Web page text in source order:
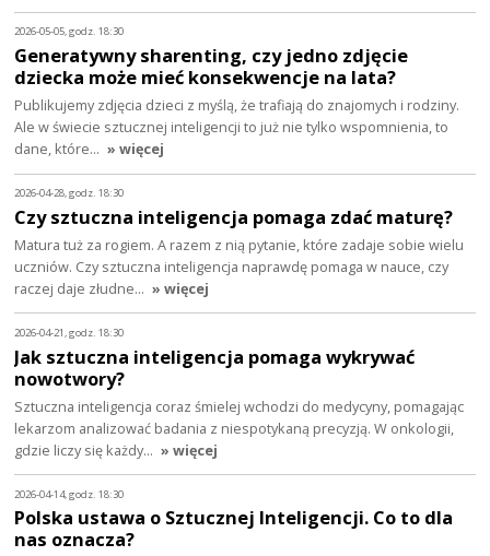
2026-05-05, godz. 18:30
Generatywny sharenting, czy jedno zdjęcie
dziecka może mieć konsekwencje na lata?
Publikujemy zdjęcia dzieci z myślą, że trafiają do znajomych i rodziny.
Ale w świecie sztucznej inteligencji to już nie tylko wspomnienia, to
dane, które… » więcej
2026-04-28, godz. 18:30
Czy sztuczna inteligencja pomaga zdać maturę?
Matura tuż za rogiem. A razem z nią pytanie, które zadaje sobie wielu
uczniów. Czy sztuczna inteligencja naprawdę pomaga w nauce, czy
raczej daje złudne… » więcej
2026-04-21, godz. 18:30
Jak sztuczna inteligencja pomaga wykrywać
nowotwory?
Sztuczna inteligencja coraz śmielej wchodzi do medycyny, pomagając
lekarzom analizować badania z niespotykaną precyzją. W onkologii,
gdzie liczy się każdy… » więcej
2026-04-14, godz. 18:30
Polska ustawa o Sztucznej Inteligencji. Co to dla
nas oznacza?